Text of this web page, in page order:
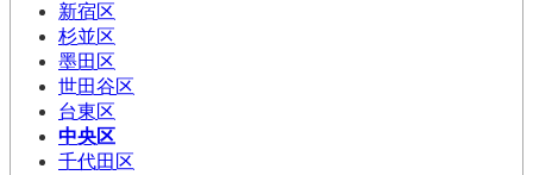
新宿区
杉並区
墨田区
世田谷区
台東区
中央区
千代田区